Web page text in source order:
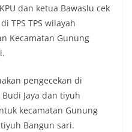
dan ketua Bawaslu cek
TPS TPS wilayah
Kecamatan Gunung
pengecekan di
Jaya dan tiyuh
kecamatan Gunung
Bangun sari.